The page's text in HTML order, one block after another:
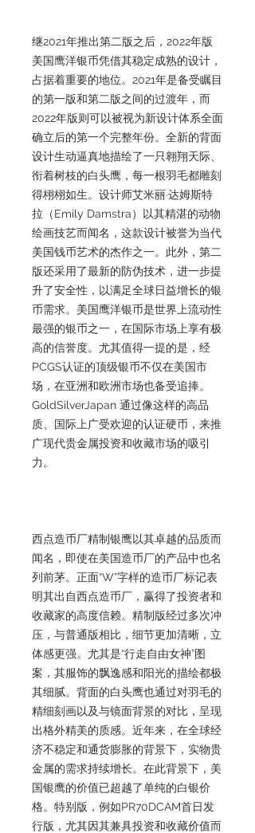
继2021年推出第二版之后，2022年版
美国鹰洋银币凭借其稳定成熟的设计，
占据着重要的地位。2021年是备受瞩目
的第一版和第二版之间的过渡年，而
2022年版则可以被视为新设计体系全面
确立后的第一个完整年份。全新的背面
设计生动逼真地描绘了一只翱翔天际、
衔着树枝的白头鹰，每一根羽毛都雕刻
得栩栩如生。设计师艾米丽·达姆斯特
拉（Emily Damstra）以其精湛的动物
绘画技艺而闻名，这款设计被誉为当代
美国钱币艺术的杰作之一。此外，第二
版还采用了最新的防伪技术，进一步提
升了安全性，以满足全球日益增长的银
币需求。美国鹰洋银币是世界上流动性
最强的银币之一，在国际市场上享有极
高的信誉度。尤其值得一提的是，经
PCGS认证的顶级银币不仅在美国市
场，在亚洲和欧洲市场也备受追捧。
GoldSilverJapan 通过像这样的高品
质、国际上广受欢迎的认证硬币，来推
广现代贵金属投资和收藏市场的吸引
力。
西点造币厂精制银鹰以其卓越的品质而
闻名，即使在美国造币厂的产品中也名
列前茅。正面“W”字样的造币厂标记表
明其出自西点造币厂，赢得了投资者和
收藏家的高度信赖。精制版经过多次冲
压，与普通版相比，细节更加清晰，立
体感更强。尤其是“行走自由女神”图
案，其服饰的飘逸感和阳光的描绘都极
其细腻。背面的白头鹰也通过对羽毛的
精细刻画以及与镜面背景的对比，呈现
出格外精美的质感。近年来，在全球经
济不稳定和通货膨胀的背景下，实物贵
金属的需求持续增长。在此背景下，美
国银鹰的价值已超越了单纯的白银价
格。特别版，例如PR70DCAM首日发
行版，尤其因其兼具投资和收藏价值而